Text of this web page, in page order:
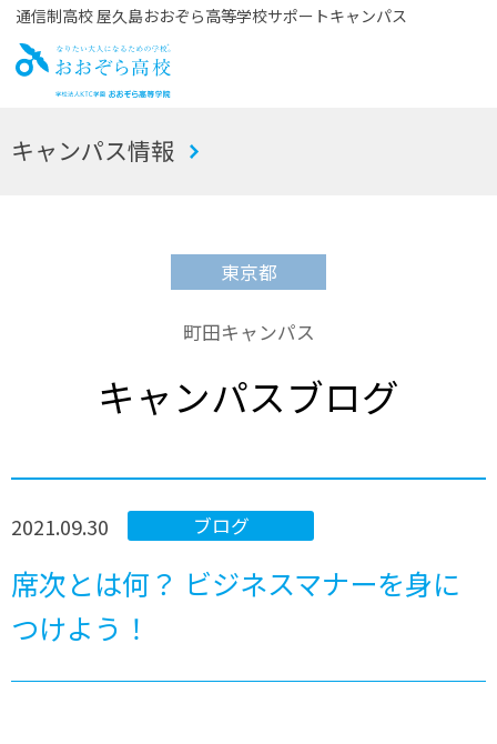
通信制高校 屋久島おおぞら高等学校サポートキャンパス
お
キャンパス情報
東京都
町田キャンパス
キャンパスブログ
ブログ
2021.09.30
席次とは何？ ビジネスマナーを身に
つけよう！